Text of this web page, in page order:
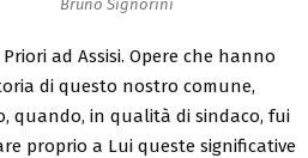
Bruno Signorini
ad Assisi. Opere che hanno
di questo nostro comune,
quando, in qualità di sindaco, fui
proprio a Lui queste significative